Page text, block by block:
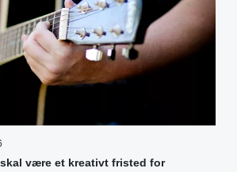
være et kreativt fristed for